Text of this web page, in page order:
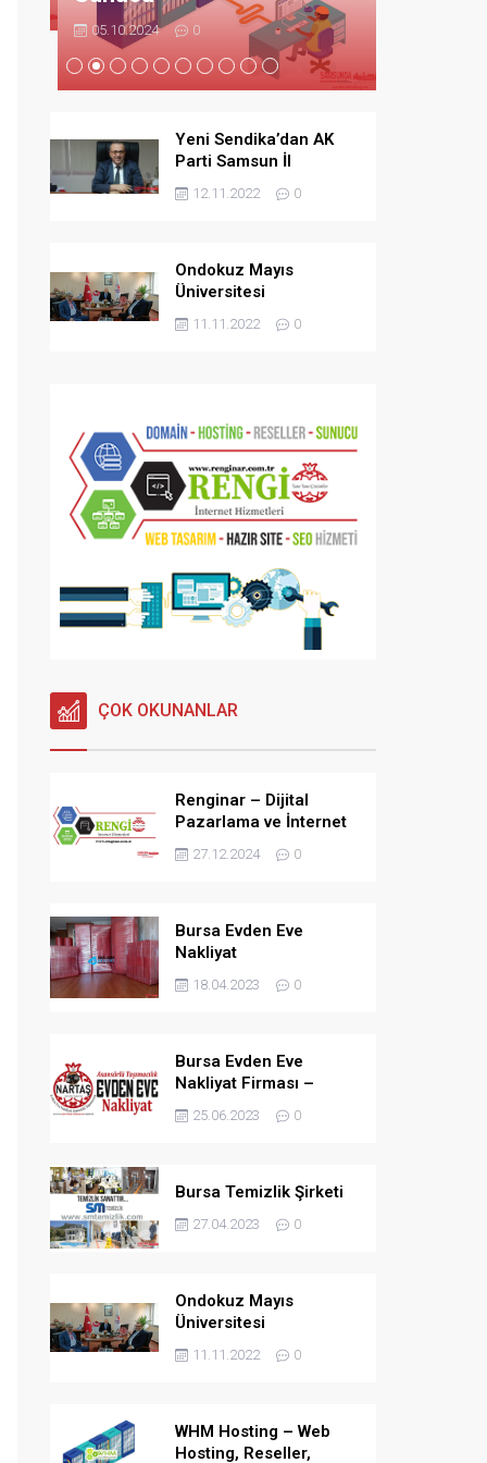
05.10.2024 0
Yeni Sendika’dan AK
Parti Samsun İl
Başkanlığına Ziyaret
12.11.2022 0
Ondokuz Mayıs
Üniversitesi
Hastanesine 96 Puan
11.11.2022 0
ÇOK OKUNANLAR
Renginar – Dijital
Pazarlama ve İnternet
Hizmetleri
27.12.2024 0
Bursa Evden Eve
Nakliyat
18.04.2023 0
Bursa Evden Eve
Nakliyat Firması –
NARTAŞ
25.06.2023 0
Bursa Temizlik Şirketi
27.04.2023 0
Ondokuz Mayıs
Üniversitesi
Hastanesine 96 Puan
11.11.2022 0
WHM Hosting – Web
Hosting, Reseller,